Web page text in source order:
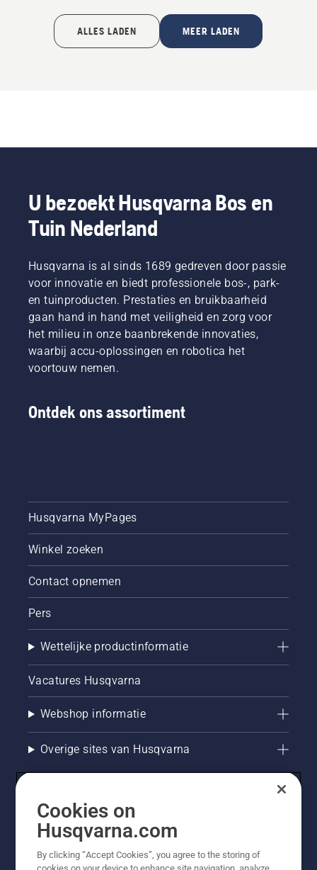
ALLES LADEN MEER LADEN
U bezoekt Husqvarna Bos en
Tuin Nederland
Husqvarna is al sinds 1689 gedreven door passie
voor innovatie en biedt professionele bos-, park-
en tuinproducten. Prestaties en bruikbaarheid
gaan hand in hand met veiligheid en zorg voor
het milieu in onze baanbrekende innovaties,
waarbij accu-oplossingen en robotica het
voortouw nemen.
Ontdek ons assortiment
Husqvarna MyPages
Winkel zoeken
Contact opnemen
Pers
Wettelijke productinformatie
Vacatures Husqvarna
Webshop informatie
Overige sites van Husqvarna
Cookies on
Husqvarna.com
By clicking “Accept Cookies”, you agree to the storing of